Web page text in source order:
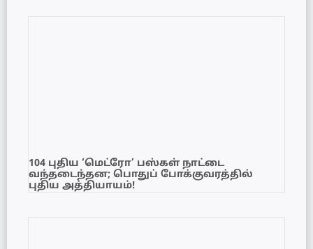
104 புதிய ‘மெட்ரோ’ பஸ்கள் நாட்டை
வந்தடைந்தன; பொதுப் போக்குவரத்தில்
புதிய அத்தியாயம்!